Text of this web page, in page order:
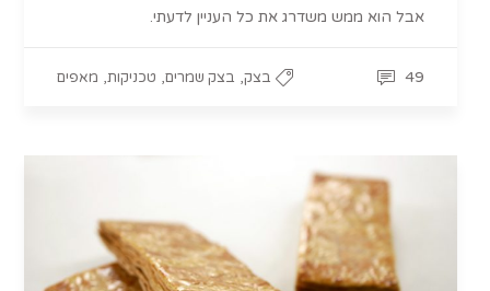
אבל הוא ממש משדרג את כל העניין לדעתי.
בצק, בצק שמרים, טכניקות, מאפים 49